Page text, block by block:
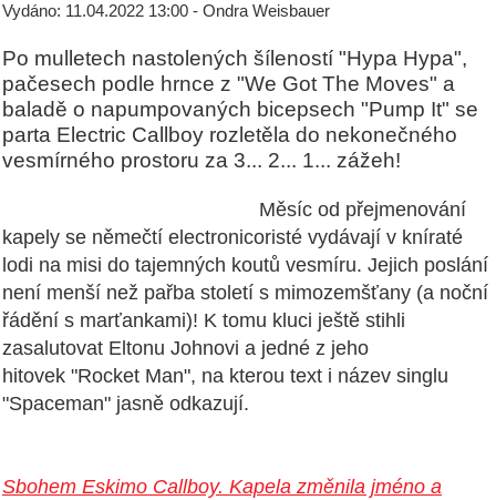
Vydáno: 11.04.2022 13:00 - Ondra Weisbauer
Po mulletech nastolených šíleností "Hypa Hypa",
pačesech podle hrnce z "We Got The Moves" a
baladě o napumpovaných bicepsech "Pump It" se
parta Electric Callboy rozletěla do nekonečného
vesmírného prostoru za 3... 2... 1... zážeh!
Měsíc od přejmenování
kapely se němečtí electronicoristé vydávají v kníraté
lodi na misi do tajemných koutů vesmíru. Jejich poslání
není menší než pařba století s mimozemšťany (a noční
řádění s marťankami)! K tomu kluci ještě stihli
zasalutovat Eltonu Johnovi a jedné z jeho
hitovek "Rocket Man", na kterou text i název singlu
"Spaceman" jasně odkazují.
Sbohem Eskimo Callboy. Kapela změnila jméno a